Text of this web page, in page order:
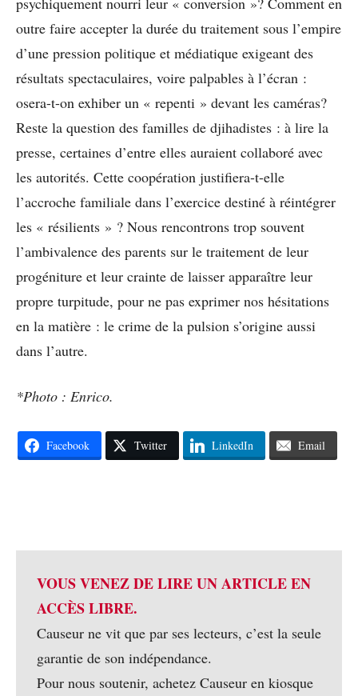
outre faire accepter la durée du traitement sous l’empire
d’une pression politique et médiatique exigeant des
résultats spectaculaires, voire palpables à l’écran :
osera-t-on exhiber un « repenti » devant les caméras?
Reste la question des familles de djihadistes : à lire la
presse, certaines d’entre elles auraient collaboré avec
les autorités. Cette coopération justifiera-t-elle
l’accroche familiale dans l’exercice destiné à réintégrer
les « résilients » ? Nous rencontrons trop souvent
l’ambivalence des parents sur le traitement de leur
progéniture et leur crainte de laisser apparaître leur
propre turpitude, pour ne pas exprimer nos hésitations
en la matière : le crime de la pulsion s’origine aussi
dans l’autre.
*Photo : Enrico.
Facebook Twitter LinkedIn Email
VOUS VENEZ DE LIRE UN ARTICLE EN
ACCÈS LIBRE.
Causeur ne vit que par ses lecteurs, c’est la seule
garantie de son indépendance.
Pour nous soutenir, achetez Causeur en kiosque